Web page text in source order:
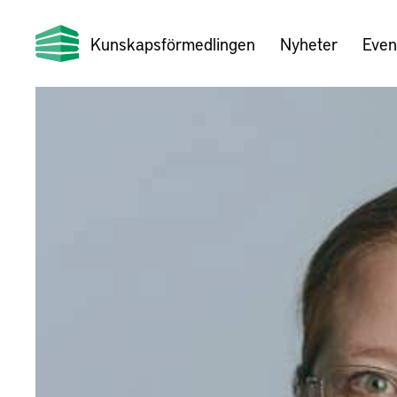
Kunskapsförmedlingen Nyheter